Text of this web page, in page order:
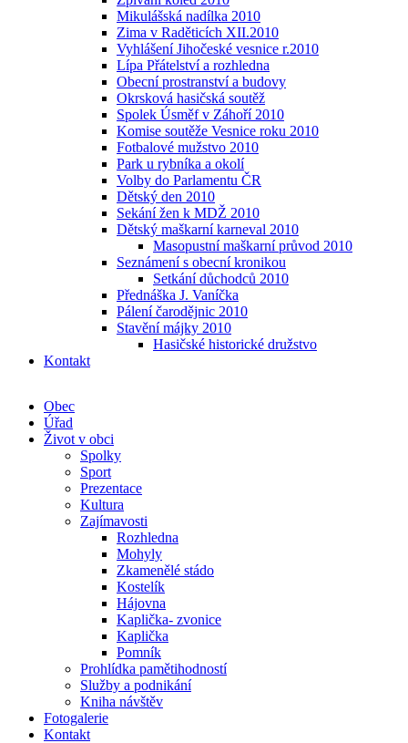
Mikulášská nadílka 2010
Zima v Raděticích XII.2010
Vyhlášení Jihočeské vesnice r.2010
Lípa Přátelství a rozhledna
Obecní prostranství a budovy
Okrsková hasičská soutěž
Spolek Úsměf v Záhoří 2010
Komise soutěže Vesnice roku 2010
Fotbalové mužstvo 2010
Park u rybníka a okolí
Volby do Parlamentu ČR
Dětský den 2010
Sekání žen k MDŽ 2010
Dětský maškarní karneval 2010
Masopustní maškarní průvod 2010
Seznámení s obecní kronikou
Setkání důchodců 2010
Přednáška J. Vaníčka
Pálení čarodějnic 2010
Stavění májky 2010
Hasičské historické družstvo
Kontakt
Obec
Úřad
Život v obci
Spolky
Sport
Prezentace
Kultura
Zajímavosti
Rozhledna
Mohyly
Zkamenělé stádo
Kostelík
Hájovna
Kaplička- zvonice
Kaplička
Pomník
Prohlídka pamětihodností
Služby a podnikání
Kniha návštěv
Fotogalerie
Kontakt